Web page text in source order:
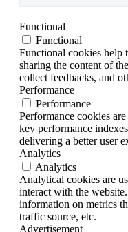
Functional
Functional
Functional cookies help
sharing the content of
collect feedbacks, and
Performance
Performance
Performance cookies
key performance
delivering a better user
Analytics
Analytics
Analytical cookies are
interact with the
information on metrics
traffic source, etc.
Advertisement